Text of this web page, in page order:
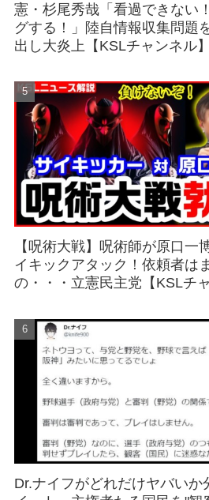
憲・杉尾秀哉「看過できない
グする！」陸自情報収集問題
出し大炎上【KSLチャンネル】
【呪術大戦】呪術師が原口一
イキックアタック！依頼者は
の・・・立憲民主党【KSLチャ
Dr.ナイフがどれだけヤバいか